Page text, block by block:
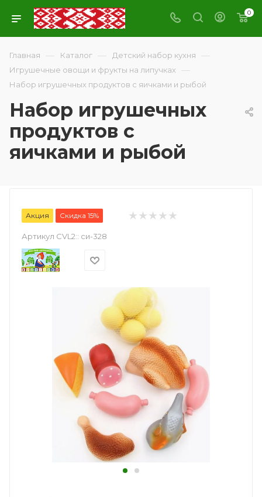
0
Главная — Каталог — Детский набор кухня —
Игрушечные овощи и фрукты на липучках —
Набор игрушечных продуктов с яичками и рыбой
Набор игрушечных
продуктов с
яичками и рыбой
Акция Скидка 15%
Артикул CVL2:: си-328